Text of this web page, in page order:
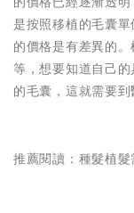
是按照移植的毛囊
的價格是有差異的
等，想要知道自己
的毛囊，這就需要到
推薦閱讀：種髮植